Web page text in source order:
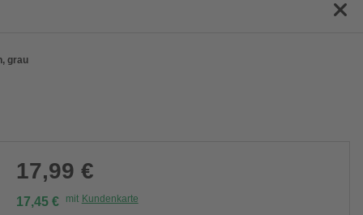
grau
17,99 €
17,45 € mit Kundenkarte